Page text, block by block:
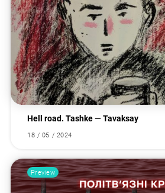
Hell road. Tashke — Tavaksay
18 / 05 / 2024
Preview